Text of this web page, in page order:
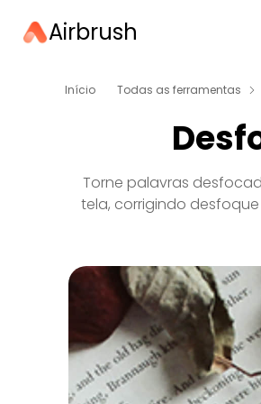
Airbrush
Início Todas as ferramentas
Torne palavras
tela, corrigindo